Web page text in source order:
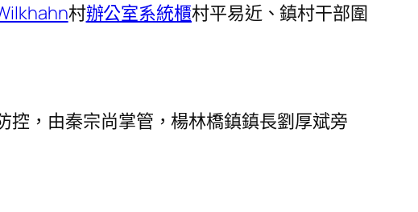
村辦公室系統櫃村平易近、鎮村干部圍
，由秦宗尚掌管，楊林橋鎮鎮長劉厚斌旁